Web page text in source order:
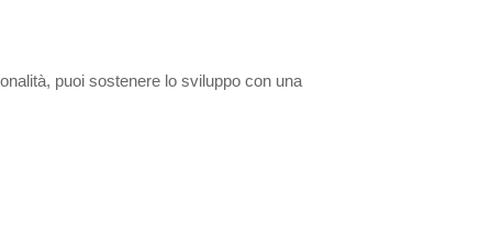
puoi sostenere lo sviluppo con una